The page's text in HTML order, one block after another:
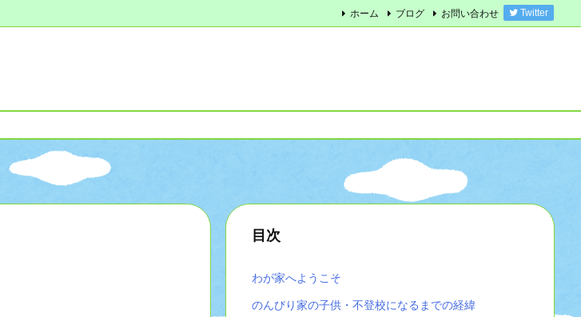
ホーム ブログ お問い合わせ Twitter
目次
わが家へようこそ
のんびり家の子供・不登校になるまでの経緯